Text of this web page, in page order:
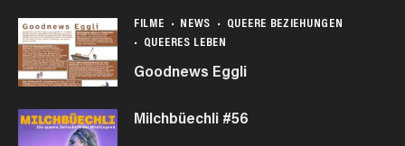
FILME NEWS
QUEERE BEZIEHUNGEN
QUEERES LEBEN
Goodnews Eggli
Milchbüechli #56